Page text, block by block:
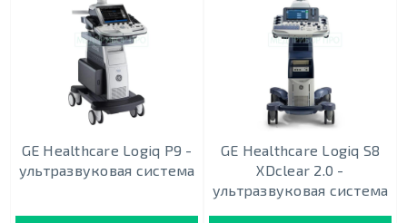
GE Healthcare Logiq P9 -
ультразвуковая система
GE Healthcare Logiq S8
XDclear 2.0 -
ультразвуковая система